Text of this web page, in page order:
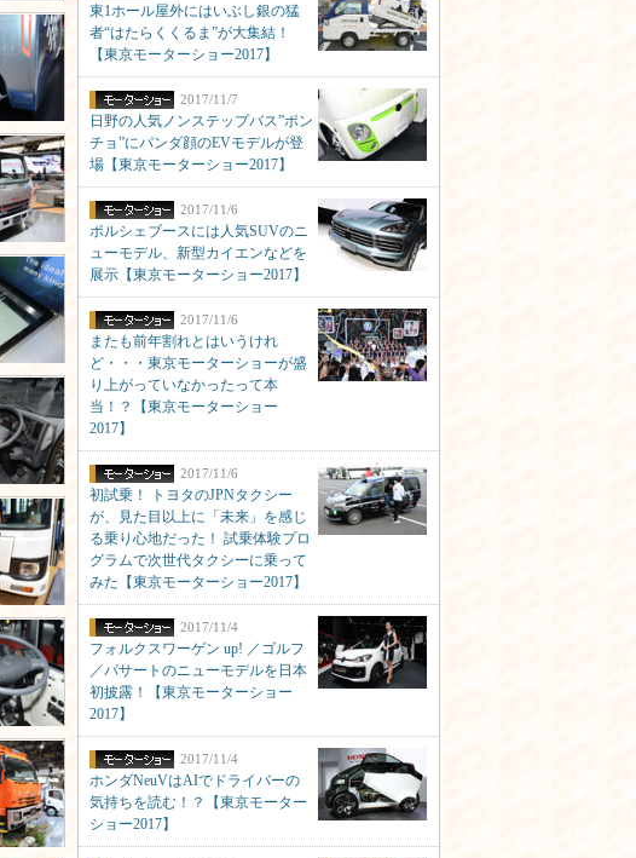
東1ホール屋外にはいぶし銀の猛
者“はたらくくるま”が大集結！
【東京モーターショー2017】
2017/11/7
日野の人気ノンステップバス”ポン
チョ”にパンダ顔のEVモデルが登
場【東京モーターショー2017】
2017/11/6
ポルシェブースには人気SUVのニ
ューモデル、新型カイエンなどを
展示【東京モーターショー2017】
2017/11/6
またも前年割れとはいうけれ
ど・・・東京モーターショーが盛
り上がっていなかったって本
当！？【東京モーターショー
2017】
2017/11/6
初試乗！ トヨタのJPNタクシー
が、見た目以上に「未来」を感じ
る乗り心地だった！ 試乗体験プロ
グラムで次世代タクシーに乗って
みた【東京モーターショー2017】
2017/11/4
フォルクスワーゲン up! ／ゴルフ
／パサートのニューモデルを日本
初披露！【東京モーターショー
2017】
2017/11/4
ホンダNeuVはAIでドライバーの
気持ちを読む！？【東京モーター
ショー2017】